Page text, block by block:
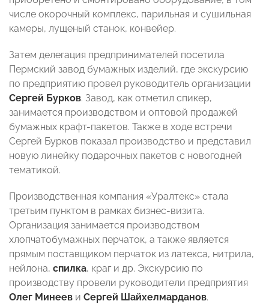
числе окорочный комплекс, парильная и сушильная
камеры, лущеный станок, конвейер.
Затем делегация предпринимателей посетила
Пермский завод бумажных изделий, где экскурсию
по предприятию провел руководитель организации
Сергей Бурков. Завод, как отметил спикер,
занимается производством и оптовой продажей
бумажных крафт-пакетов. Также в ходе встречи
Сергей Бурков показал производство и представил
новую линейку подарочных пакетов с новогодней
тематикой.
Производственная компания «Уралтекс» стала
третьим пунктом в рамках бизнес-визита.
Организация занимается производством
хлопчатобумажных перчаток, а также является
прямым поставщиком перчаток из латекса, нитрила,
нейлона, спилка, краг и др. Экскурсию по
производству провели руководители предприятия
Олег Минеев и Сергей Шайхелмарданов.